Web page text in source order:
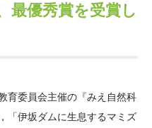
中谷財団40年史
谷財団レポート
くあるご質問
マイページ
最優秀賞を受賞し
育委員会主催の『みえ自然科
「伊坂ダムに生息するマミズ